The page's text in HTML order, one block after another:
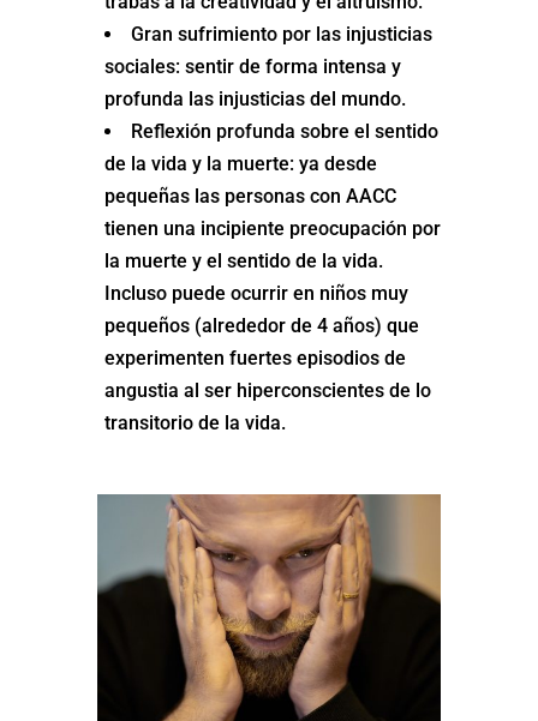
Gran sufrimiento por las injusticias
sociales: sentir de forma intensa y
profunda las injusticias del mundo.
Reflexión profunda sobre el sentido
de la vida y la muerte: ya desde
pequeñas las personas con AACC
tienen una incipiente preocupación por
la muerte y el sentido de la vida.
Incluso puede ocurrir en niños muy
pequeños (alrededor de 4 años) que
experimenten fuertes episodios de
angustia al ser hiperconscientes de lo
transitorio de la vida.